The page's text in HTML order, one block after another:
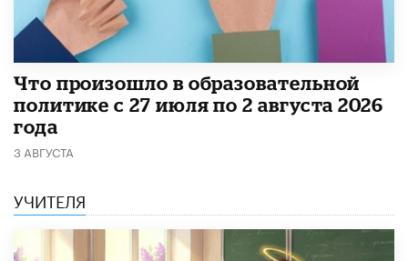
​Что произошло в образовательной
политике с 27 июля по 2 августа 2026
года
3 АВГУСТА
УЧИТЕЛЯ